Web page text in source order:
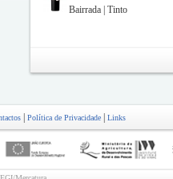
Bairrada | Tinto
Política de Privacidade Links